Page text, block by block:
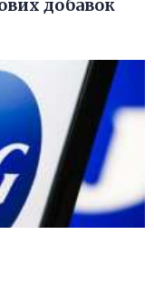
добавок